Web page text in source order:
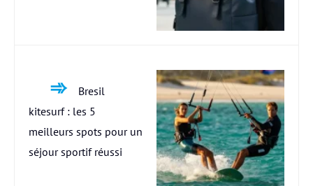
Bresil
kitesurf : les 5
meilleurs spots pour un
séjour sportif réussi